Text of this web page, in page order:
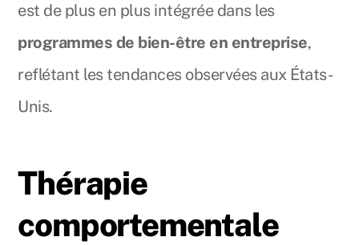
est de plus en plus intégrée dans les
programmes de bien-être en entreprise,
reflétant les tendances observées aux États-
Unis.
Thérapie
comportementale